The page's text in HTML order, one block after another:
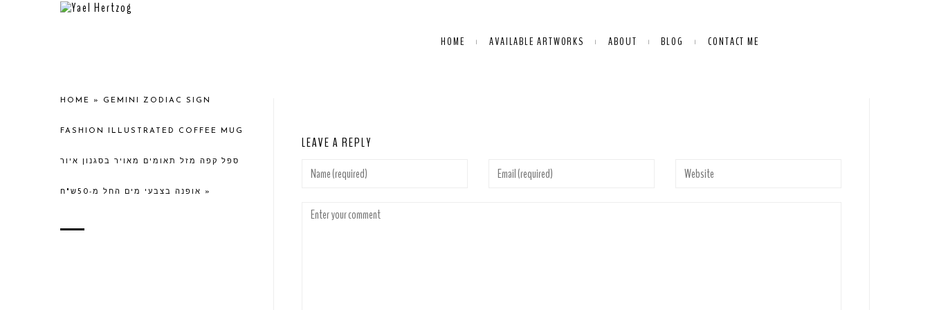
HOME AVAILABLE ARTWORKS ABOUT BLOG CONTACT ME
HOME » GEMINI ZODIAC SIGN
FASHION ILLUSTRATED COFFEE MUG
ספל קפה מזל תאומים מאויר בסגנון איור
אופנה בצבעי מים החל מ-50ש"ח »
LEAVE A REPLY